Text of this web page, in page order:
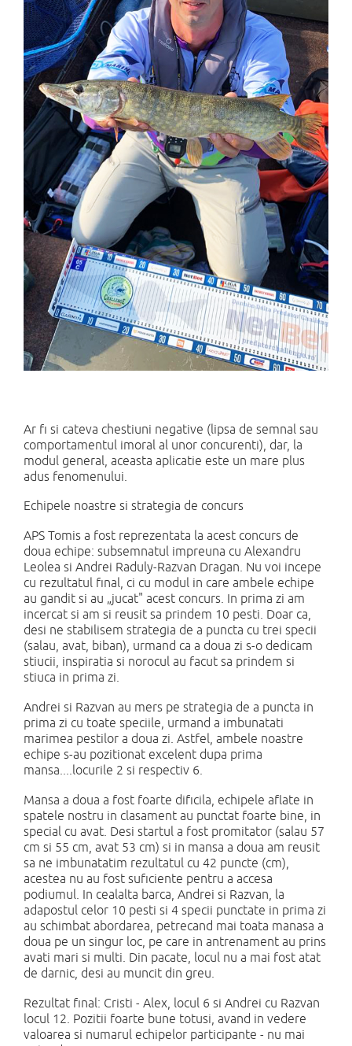
Ar fi si cateva chestiuni negative (lipsa de semnal sau
comportamentul imoral al unor concurenti), dar, la
modul general, aceasta aplicatie este un mare plus
adus fenomenului.
Echipele noastre si strategia de concurs
APS Tomis a fost reprezentata la acest concurs de
doua echipe: subsemnatul impreuna cu Alexandru
Leolea si Andrei Raduly-Razvan Dragan. Nu voi incepe
cu rezultatul final, ci cu modul in care ambele echipe
au gandit si au „jucat" acest concurs. In prima zi am
incercat si am si reusit sa prindem 10 pesti. Doar ca,
desi ne stabilisem strategia de a puncta cu trei specii
(salau, avat, biban), urmand ca a doua zi s-o dedicam
stiucii, inspiratia si norocul au facut sa prindem si
stiuca in prima zi.
Andrei si Razvan au mers pe strategia de a puncta in
prima zi cu toate speciile, urmand a imbunatati
marimea pestilor a doua zi. Astfel, ambele noastre
echipe s-au pozitionat excelent dupa prima
mansa....locurile 2 si respectiv 6.
Mansa a doua a fost foarte dificila, echipele aflate in
spatele nostru in clasament au punctat foarte bine, in
special cu avat. Desi startul a fost promitator (salau 57
cm si 55 cm, avat 53 cm) si in mansa a doua am reusit
sa ne imbunatatim rezultatul cu 42 puncte (cm),
acestea nu au fost suficiente pentru a accesa
podiumul. In cealalta barca, Andrei si Razvan, la
adapostul celor 10 pesti si 4 specii punctate in prima zi
au schimbat abordarea, petrecand mai toata manasa a
doua pe un singur loc, pe care in antrenament au prins
avati mari si multi. Din pacate, locul nu a mai fost atat
de darnic, desi au muncit din greu.
Rezultat final: Cristi - Alex, locul 6 si Andrei cu Razvan
locul 12. Pozitii foarte bune totusi, avand in vedere
valoarea si numarul echipelor participante - nu mai